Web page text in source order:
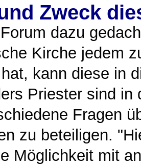
Zweck
dazu
Kirche jedem
kann diese in
Priester sind in
Fragen
zu beteiligen.
Möglichkeit mit